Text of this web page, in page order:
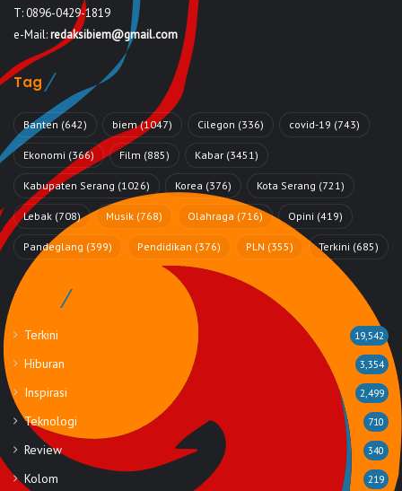
T: 0896-0429-1819
e-Mail:redaksibiem@gmail.com
Tag
Banten (642) biem(1047) Cilegon (336) covid-19 (743)
Ekonomi (366) Film (885) Kabar (3451)
Kabupaten Serang (1026) Korea (376) Kota Serang (721)
Lebak (708) Musik (768) Olahraga (716) Opini (419)
Pandeglang (399) Pendidikan (376) PLN (355) Terkini (685)
Rubrik
Terkini 19,542
Hiburan 3,354
Inspirasi 2,499
Teknologi 710
Review 340
Kolom 219